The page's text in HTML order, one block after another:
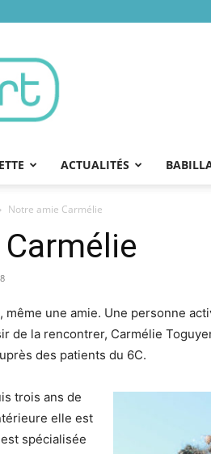
ACTUALITÉS
Notre amie Carmélie
une amie. Une personne
de la rencontrer, Carmélie
des patients du 6C.
trois ans de
elle est
spécialisée